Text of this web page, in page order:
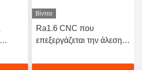
Βίντεο
Ra1.6 CNC που
επεξεργάζεται την άλεση
μερών ανοξείδωτου στη